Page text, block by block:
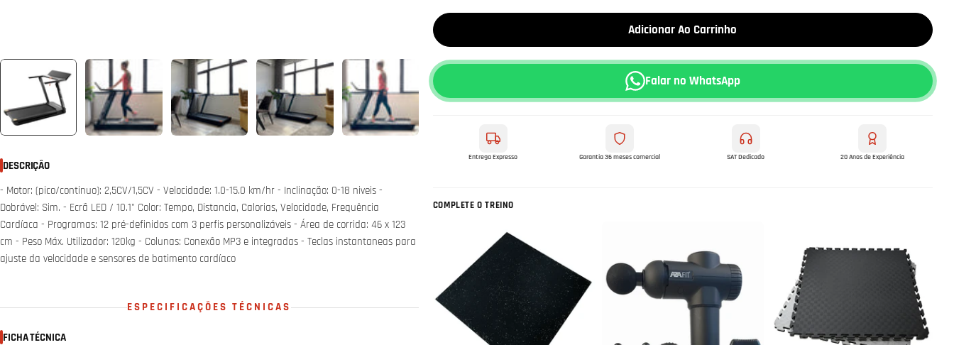
DESCRIÇÃO
- Motor: (pico/continuo): 2,5CV/1,5CV - Velocidade: 1.0-15.0 km/hr - Inclinação: 0-18 niveis -
Dobrável: Sim. - Ecrã LED / 10.1" Color: Tempo, Distancia, Calorias, Velocidade, Frequência
Cardíaca - Programas: 12 pré-definidos com 3 perfis personalizáveis - Área de corrida: 46 x 123
cm - Peso Máx. Utilizador: 120kg - Colunas: Conexão MP3 e integradas - Teclas instantaneas para
ajuste da velocidade e sensores de batimento cardíaco
ESPECIFICAÇÕES TÉCNICAS
FICHA TÉCNICA
Adicionar Ao Carrinho
Falar no WhatsApp
Entrega Expresso Garantia 36 meses comercial SAT Dedicado 20 Anos de Experiência
COMPLETE O TREINO